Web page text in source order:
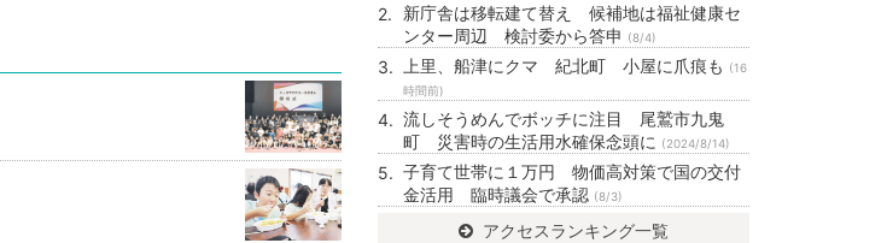
新庁舎は移転建て替え 候補地は福祉健康セ
ンター周辺 検討委から答申
(8/4)
上里、船津にクマ 紀北町 小屋に爪痕も
(16
時間前)
流しそうめんでボッチに注目 尾鷲市九鬼
町 災害時の生活用水確保念頭に
(2024/8/14)
子育て世帯に１万円 物価高対策で国の交付
金活用 臨時議会で承認 (8/3)
アクセスランキング一覧